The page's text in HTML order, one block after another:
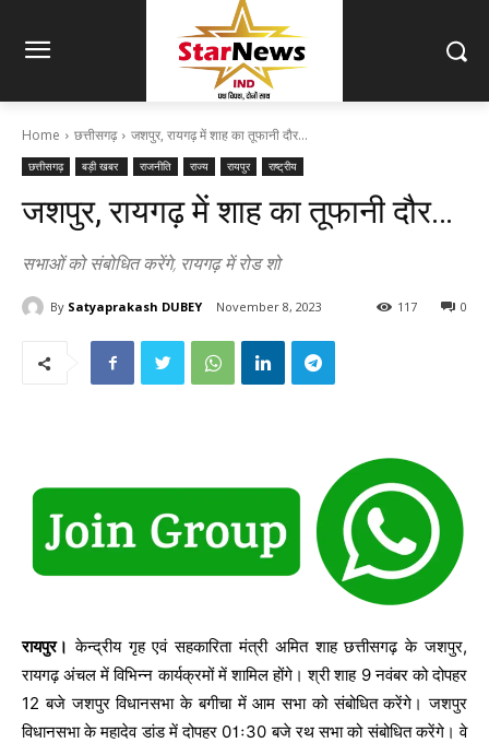
Home छत्तीसगढ़ जशपुर, रायगढ़ में शाह का तूफानी दौर...
छत्तीसगढ़ बड़ी खबर राजनीति राज्य रायपुर राष्ट्रीय
जशपुर, रायगढ़ में शाह का तूफानी दौर…
सभाओं को संबोधित करेंगे, रायगढ़ में रोड शो
By Satyaprakash DUBEY November 8, 2023 0
117
रायपुर। केन्द्रीय गृह एवं सहकारिता मंत्री अमित शाह छत्तीसगढ़ के जशपुर,
रायगढ़ अंचल में विभिन्न कार्यक्रमों में शामिल होंगे। श्री शाह 9 नवंबर को दोपहर
12 बजे जशपुर विधानसभा के बगीचा में आम सभा को संबोधित करेंगे। जशपुर
विधानसभा के महादेव डांड में दोपहर 01ः30 बजे रथ सभा को संबोधित करेंगे। वे